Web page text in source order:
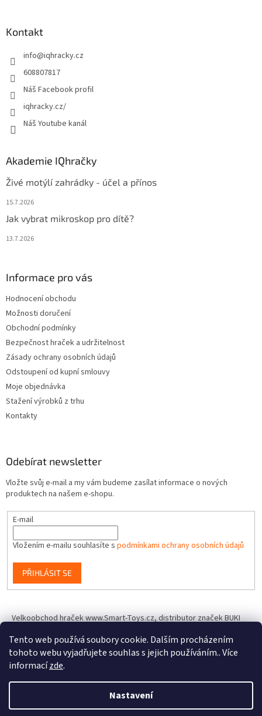
Tento web používá soubory cookie. Dalším procházením
tohoto webu vyjadřujete souhlas s jejich používáním.. Více
informacízde.
Nastavení
Kontakt
info@iqhracky.cz
608807817
Náš Facebook profil
iqhracky.cz/
Náš Youtube kanál
Akademie IQhračky
Živé motýlí zahrádky - účel a přínos
15.7.2026
Jak vybrat mikroskop pro dítě?
13.7.2026
Informace pro vás
Hodnocení obchodu
Možnosti doručení
Obchodní podmínky
Bezpečnost hraček a udržitelnost
Zásady ochrany osobních údajů
Odstoupení od kupní smlouvy
Moje objednávka
Stažení výrobků z trhu
Kontakty
Odebírat newsletter
Vložte svůj e-mail a my vám budeme zasílat informace o nových
produktech na našem e-shopu.
E-mail
Vložením e-mailu souhlasíte s podmínkami ochrany osobních údajů
PŘIHLÁSIT SE
Velkoobchod hraček www.Smart-Toys.cz, distributor značek BUKI